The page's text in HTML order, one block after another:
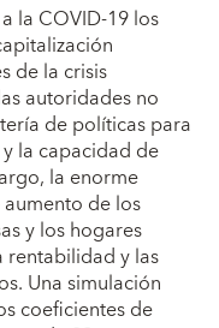
la COVID-19 los
de la crisis
autoridades no
de políticas para
la capacidad de
la enorme
de los
y los hogares
y las
Una simulación
coeficientes de